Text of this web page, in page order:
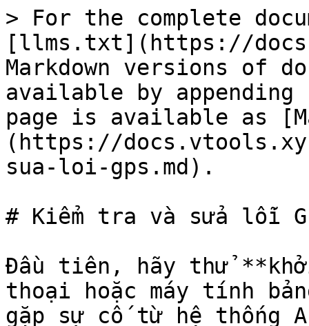
> For the complete
[llms.txt](https://
Markdown versions of
available by
page is available as
(https://
sua-loi-gps.md).
# Kiểm tra và sửa lỗi
Đầu tiên, hãy thử
thoại hoặc máy tính
gặp sự cố từ hệ thống